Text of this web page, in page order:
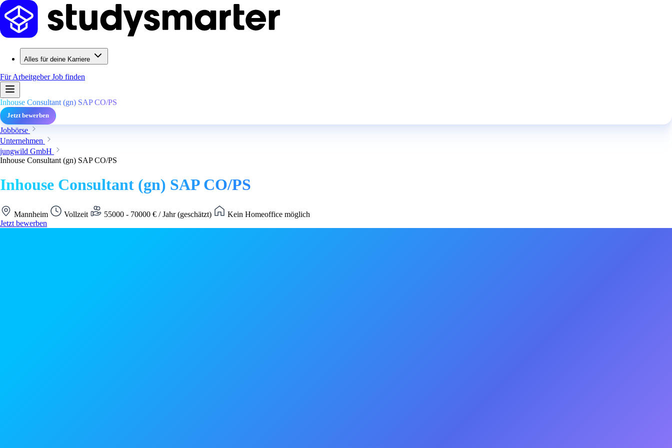
Alles für deine Karriere
Für ArbeitgeberJob finden
Inhouse Consultant (gn) SAP CO/PS
Jetzt bewerben
Jobbörse
Unternehmen
jungwild GmbH
Inhouse Consultant (gn) SAP CO/PS
Inhouse Consultant (gn) SAP CO/PS
Mannheim Vollzeit 55000 - 70000 € / Jahr (geschätzt)
Kein Homeoffice möglich
Jetzt bewerben